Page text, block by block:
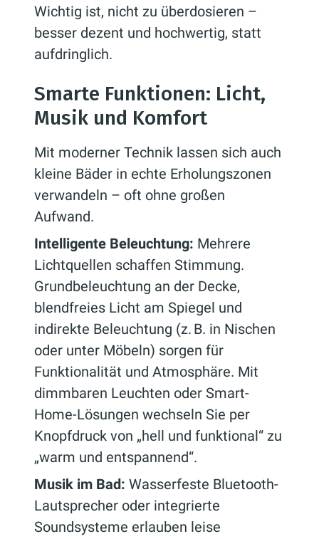
Wichtig ist, nicht zu überdosieren –
besser dezent und hochwertig, statt
aufdringlich.
Smarte Funktionen: Licht,
Musik und Komfort
Mit moderner Technik lassen sich auch
kleine Bäder in echte Erholungszonen
verwandeln – oft ohne großen
Aufwand.
Intelligente Beleuchtung: Mehrere
Lichtquellen schaffen Stimmung.
Grundbeleuchtung an der Decke,
blendfreies Licht am Spiegel und
indirekte Beleuchtung (z. B. in Nischen
oder unter Möbeln) sorgen für
Funktionalität und Atmosphäre. Mit
dimmbaren Leuchten oder Smart-
Home-Lösungen wechseln Sie per
Knopfdruck von „hell und funktional“ zu
„warm und entspannend“.
Musik im Bad: Wasserfeste Bluetooth-
Lautsprecher oder integrierte
Soundsysteme erlauben leise